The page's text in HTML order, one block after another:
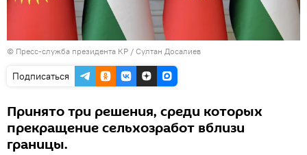
© Пресс-служба президента КР / Султан Досалиев
Подписаться
Принято три решения, среди которых
прекращение сельхозработ вблизи
границы.